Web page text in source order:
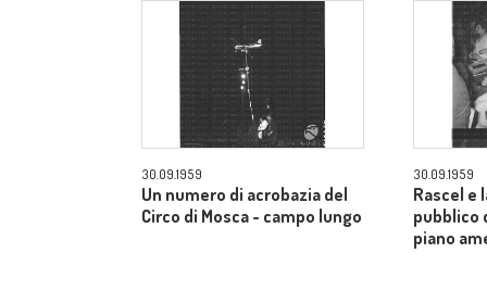
30.09.1959
Un numero di acrobazia del
Circo di Mosca - campo lungo
30.09.1959
Rascel e
pubblico
piano